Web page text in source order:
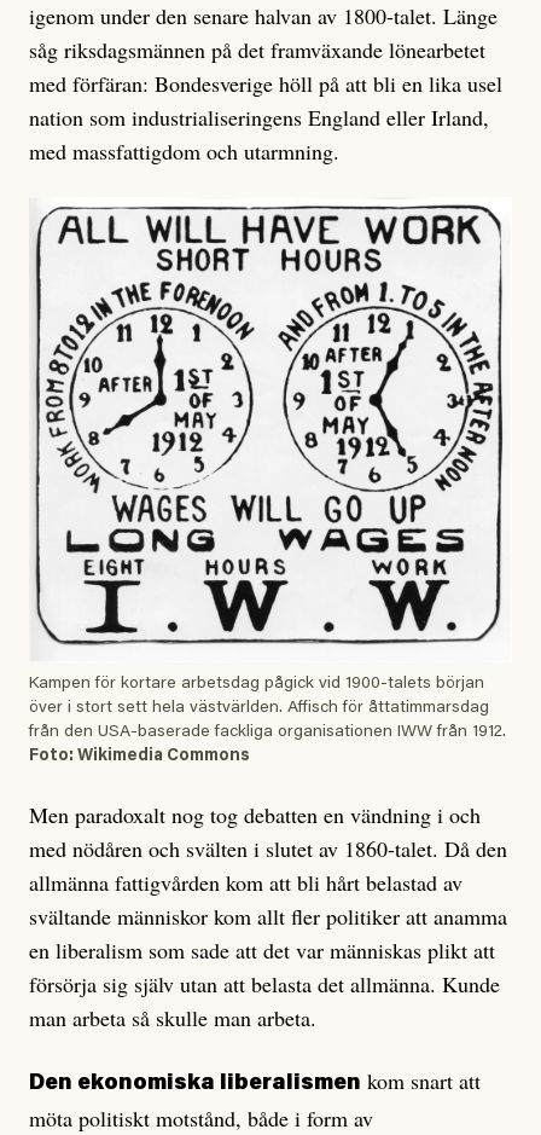
igenom under den senare halvan av 1800-talet. Länge
såg riksdagsmännen på det framväxande lönearbetet
med förfäran: Bondesverige höll på att bli en lika usel
nation som industrialiseringens England eller Irland,
med massfattigdom och utarmning.
Kampen för kortare arbetsdag pågick vid 1900-talets början
över i stort sett hela västvärlden. Affisch för åttatimmarsdag
från den USA-baserade fackliga organisationen IWW från 1912.
Foto: Wikimedia Commons
Men paradoxalt nog tog debatten en vändning i och
med nödåren och svälten i slutet av 1860-talet. Då den
allmänna fattigvården kom att bli hårt belastad av
svältande människor kom allt fler politiker att anamma
en liberalism som sade att det var människas plikt att
försörja sig själv utan att belasta det allmänna. Kunde
man arbeta så skulle man arbeta.
Den ekonomiska liberalismen kom snart att
möta politiskt motstånd, både i form av